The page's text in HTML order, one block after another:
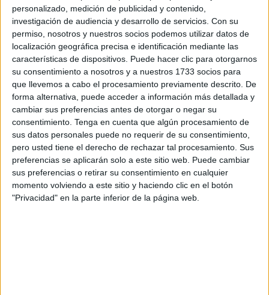
personalizado, medición de publicidad y contenido,
investigación de audiencia y desarrollo de servicios. Con su
permiso, nosotros y nuestros socios podemos utilizar datos de
localización geográfica precisa e identificación mediante las
características de dispositivos. Puede hacer clic para otorgarnos
su consentimiento a nosotros y a nuestros 1733 socios para
que llevemos a cabo el procesamiento previamente descrito. De
forma alternativa, puede acceder a información más detallada y
cambiar sus preferencias antes de otorgar o negar su
consentimiento. Tenga en cuenta que algún procesamiento de
sus datos personales puede no requerir de su consentimiento,
pero usted tiene el derecho de rechazar tal procesamiento. Sus
preferencias se aplicarán solo a este sitio web. Puede cambiar
sus preferencias o retirar su consentimiento en cualquier
momento volviendo a este sitio y haciendo clic en el botón
"Privacidad" en la parte inferior de la página web.
conductores, peatones y demás usuarios cumpla con los
principios de un sistema semiótico eficaz en línea con lo
establecido por la Convención de Viena sobre
Señalización Vial, de modo que esta actualización
permitirá una mejor comprensión por parte de los usuarios
y una mayor coherencia en todo el territorio nacional”.
Principales cambios
Uno de los objetivos prioritarios de la reforma del
Reglamento General de Circulación esadaptar su
contenido a las normas vigentesy responder a las
nuevas necesidades derivadas del avance de las